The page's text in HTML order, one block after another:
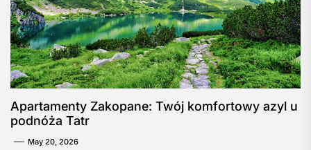
Apartamenty Zakopane: Twój komfortowy azyl u
podnóża Tatr
May 20, 2026